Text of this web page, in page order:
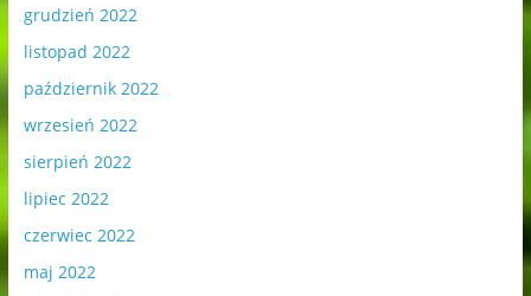
grudzień 2022
listopad 2022
październik 2022
wrzesień 2022
sierpień 2022
lipiec 2022
czerwiec 2022
maj 2022